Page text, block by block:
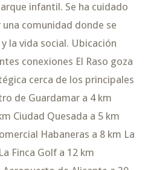
infantil. Se ha cuidado
comunidad donde se
la vida social. Ubicación
conexiones El Raso goza
cerca de los principales
de Guardamar a 4 km
Ciudad Quesada a 5 km
Habaneras a 8 km La
Finca Golf a 12 km